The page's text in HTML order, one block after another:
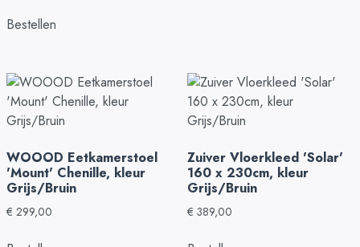
Bestellen
WOOOD Eetkamerstoel
'Mount' Chenille, kleur
Grijs/Bruin
€ 299,00
Zuiver Vloerkleed 'Solar'
160 x 230cm, kleur
Grijs/Bruin
€ 389,00